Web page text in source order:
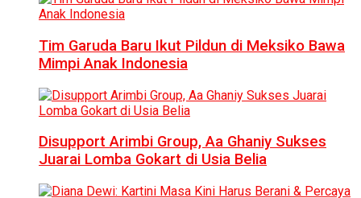
Tim Garuda Baru Ikut Pildun di Meksiko Bawa
Mimpi Anak Indonesia
Disupport Arimbi Group, Aa Ghaniy Sukses
Juarai Lomba Gokart di Usia Belia